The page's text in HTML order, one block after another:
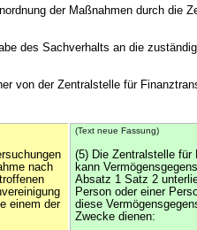
der Maßnahmen durch die
des Sachverhalts an die
von der Zentralstelle für
nach
einem der
(Text neue Fassung)
(5) Die Zentralstelle für
kann
Absatz 1 Satz 2
Person oder einer
diese
Zwecke dienen: